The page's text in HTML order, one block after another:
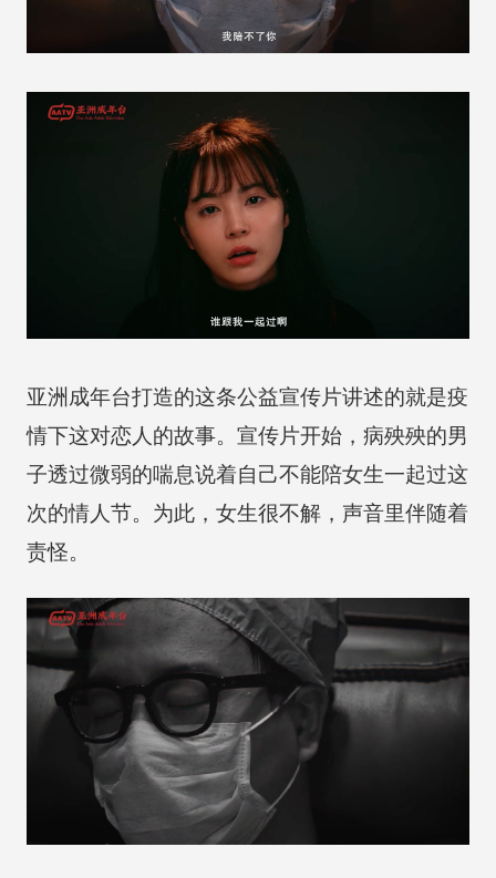
亚洲成年台打造的这条公益宣传片讲述的就是疫
情下这对恋人的故事。宣传片开始，病殃殃的男
子透过微弱的喘息说着自己不能陪女生一起过这
次的情人节。为此，女生很不解，声音里伴随着
责怪。